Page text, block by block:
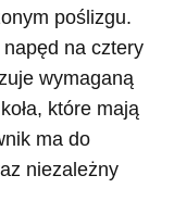
poślizgu.
na cztery
wymaganą
które mają
ma do
niezależny